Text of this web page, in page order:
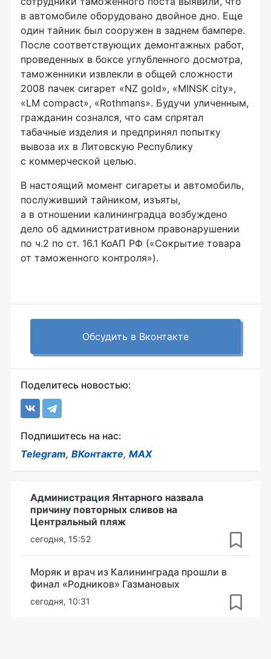
в автомобиле оборудовано двойное дно. Еще
один тайник был сооружен в заднем бампере.
После соответствующих демонтажных работ,
проведенных в боксе углубленного досмотра,
таможенники извлекли в общей сложности
2008 пачек сигарет «NZ gold», «MINSK city»,
«LM compact», «Rothmans». Будучи уличенным,
гражданин сознался, что сам спрятал
табачные изделия и предпринял попытку
вывоза их в Литовскую Республику
с коммерческой целью.
В настоящий момент сигареты и автомобиль,
послуживший тайником, изъяты,
а в отношении калининградца возбуждено
дело об административном правонарушении
по ч.2 по ст. 16.1 КоАП РФ («Сокрытие товара
от таможенного контроля»).
Обсудить в Вконтакте
Поделитесь новостью:
Подпишитесь на нас:
Telegram, ВКонтакте, MAX
Администрация Янтарного назвала
причину повторных сливов на
Центральный пляж
сегодня, 15:52
Моряк и врач из Калининграда прошли в
финал «Родников» Газмановых
сегодня, 10:31